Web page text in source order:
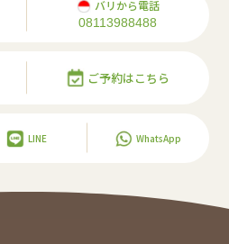
バリから電話
08113988488
ご予約はこちら
LINE WhatsApp